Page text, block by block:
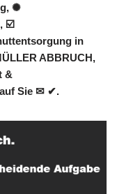
✺
☑️
in
ABBRUCH,
&
Sie ✉ ✔.